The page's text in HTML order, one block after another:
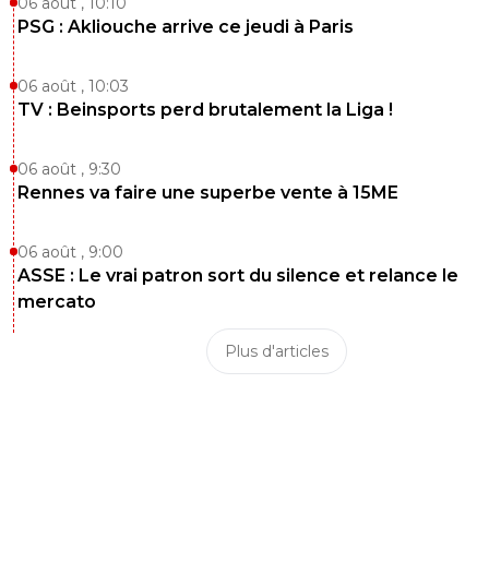
PSG : Akliouche arrive ce jeudi à Paris
06 août , 10:03
TV : Beinsports perd brutalement la Liga !
06 août , 9:30
Rennes va faire une superbe vente à 15ME
06 août , 9:00
ASSE : Le vrai patron sort du silence et relance le
mercato
Plus d'articles